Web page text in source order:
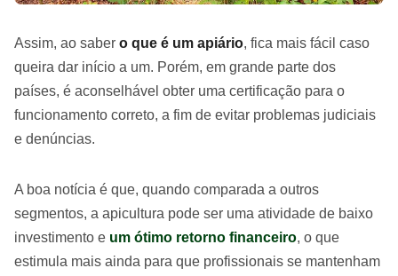
Assim, ao saber o que é um apiário, fica mais fácil caso
queira dar início a um. Porém, em grande parte dos
países, é aconselhável obter uma certificação para o
funcionamento correto, a fim de evitar problemas judiciais
e denúncias.
A boa notícia é que, quando comparada a outros
segmentos, a apicultura pode ser uma atividade de baixo
investimento e um ótimo retorno financeiro, o que
estimula mais ainda para que profissionais se mantenham